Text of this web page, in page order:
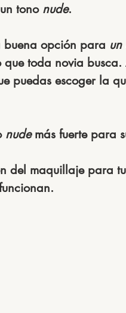
tono nude.
buena opción para
toda novia
puedas escoger la
nude más fuerte para
del maquillaje para